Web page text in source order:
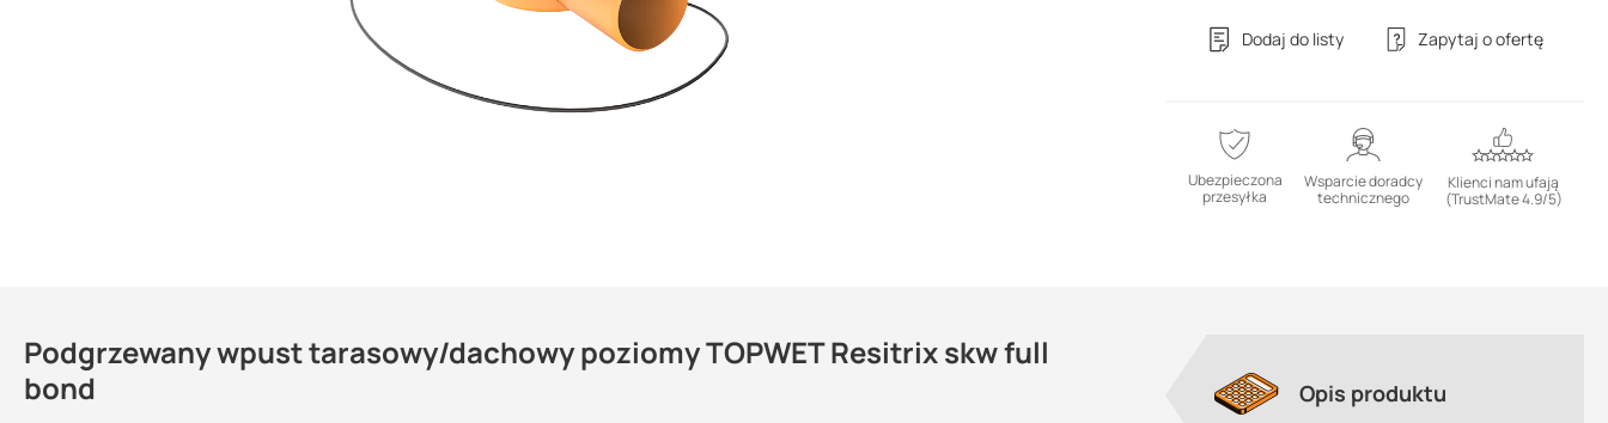
Dodaj do listy Zapytaj o ofertę
Ubezpieczona
przesyłka
Wsparcie doradcy
technicznego
Klienci nam ufają
(TrustMate 4.9/5)
Podgrzewany wpust tarasowy/dachowy poziomy TOPWET Resitrix skw full
bond
Dlaczego warto zastosować wpusty tarasowe?
praktyczne rozwiązanie dla Twojego dachu i tarasu
Kontakt
Opis produktu